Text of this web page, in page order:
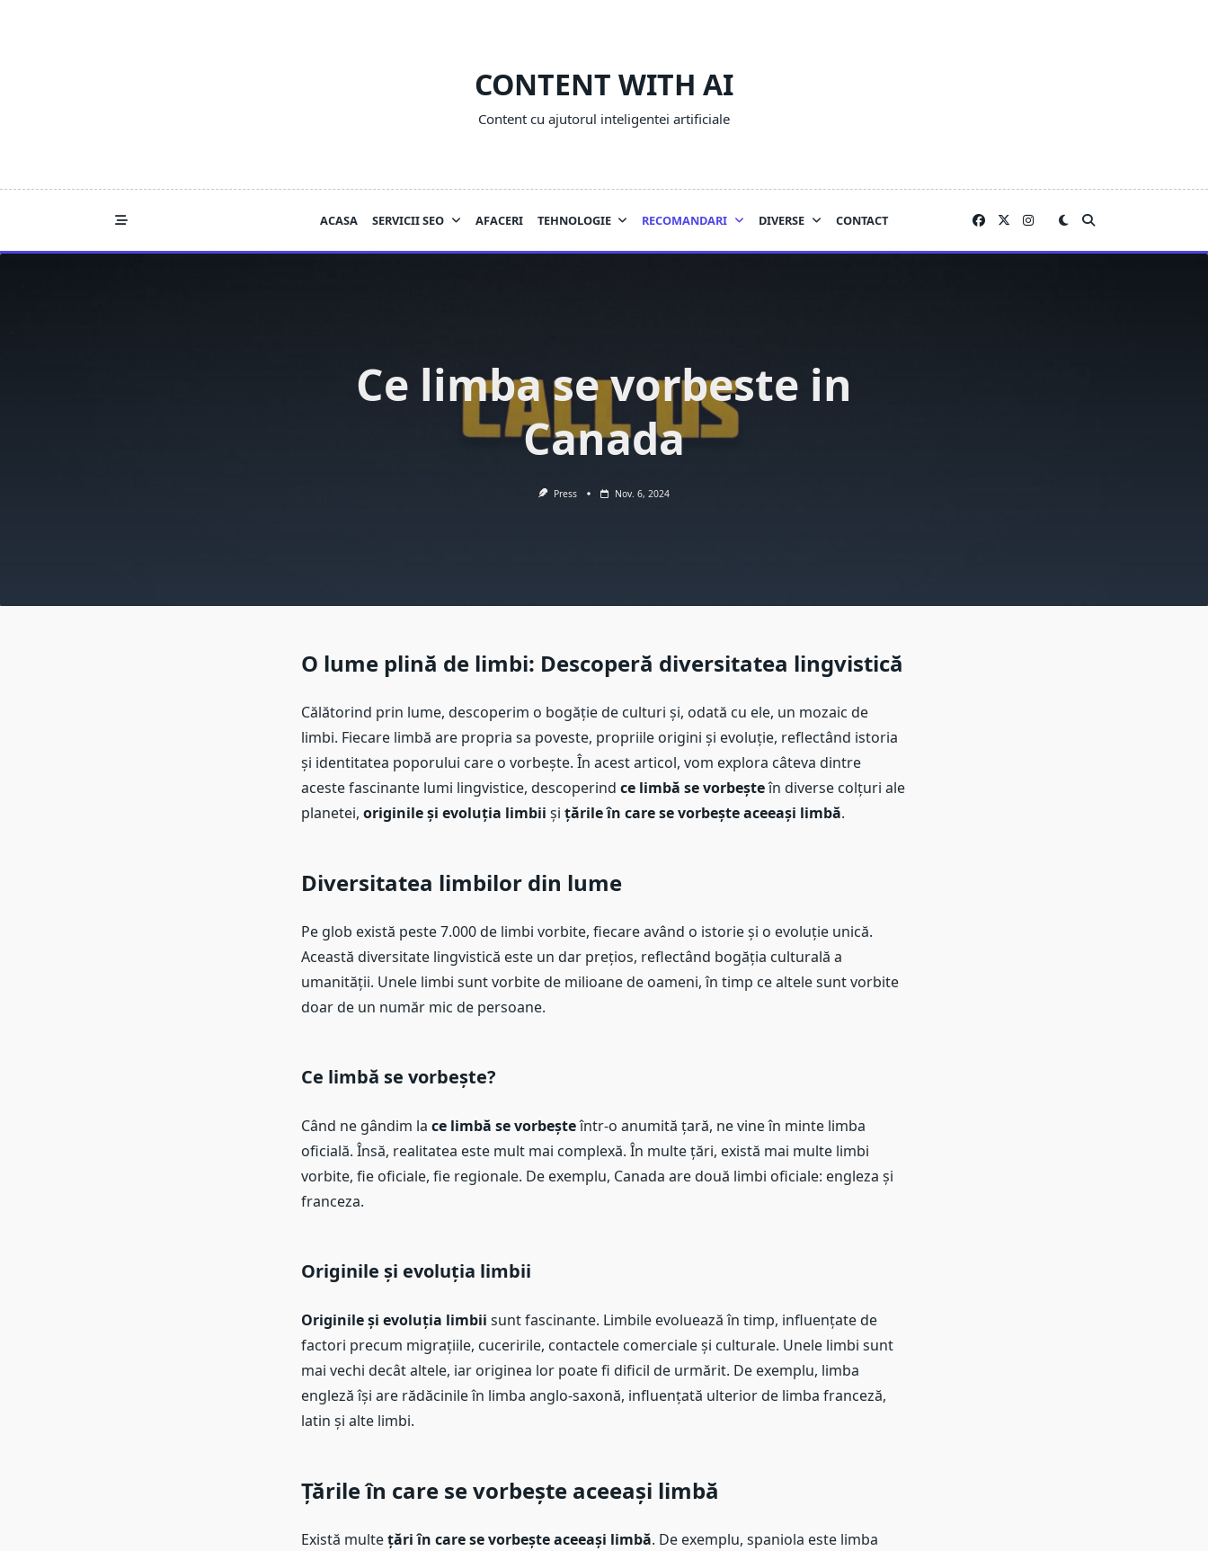
CONTENT WITH AI
Content cu ajutorul inteligentei artificiale
ACASA SERVICII SEO AFACERI TEHNOLOGIE RECOMANDARI DIVERSE CONTACT
Ce limba se vorbeste in
Canada
Press Nov. 6, 2024
O lume plină de limbi: Descoperă diversitatea lingvistică
Călătorind prin lume, descoperim o bogăție de culturi și, odată cu ele, un mozaic de
limbi. Fiecare limbă are propria sa poveste, propriile origini și evoluție, reflectând istoria
și identitatea poporului care o vorbește. În acest articol, vom explora câteva dintre
aceste fascinante lumi lingvistice, descoperind ce limbă se vorbeșteîn diverse colțuri ale
planetei, originile și evoluția limbii și țările în care se vorbește aceeași limbă.
Diversitatea limbilor din lume
Pe glob există peste 7.000 de limbi vorbite, fiecare având o istorie și o evoluție unică.
Această diversitate lingvistică este un dar prețios, reflectând bogăția culturală a
umanității. Unele limbi sunt vorbite de milioane de oameni, în timp ce altele sunt vorbite
doar de un număr mic de persoane.
Ce limbă se vorbește?
Când ne gândim la ce limbă se vorbeșteîntr-o anumită țară, ne vine în minte limba
oficială. Însă, realitatea este mult mai complexă. În multe țări, există mai multe limbi
vorbite, fie oficiale, fie regionale. De exemplu, Canada are două limbi oficiale: engleza și
franceza.
Originile și evoluția limbii
Originile și evoluția limbii sunt fascinante. Limbile evoluează în timp, influențate de
factori precum migrațiile, cuceririle, contactele comerciale și culturale. Unele limbi sunt
mai vechi decât altele, iar originea lor poate fi dificil de urmărit. De exemplu, limba
engleză își are rădăcinile în limba anglo-saxonă, influențată ulterior de limba franceză,
latin și alte limbi.
Țările în care se vorbește aceeași limbă
Există multețări în care se vorbește aceeași limbă. De exemplu, spaniola este limba